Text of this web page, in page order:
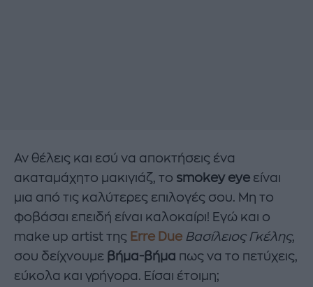
Αν θέλεις και εσύ να αποκτήσεις ένα
ακαταμάχητο μακιγιάζ, το smokey eye είναι
μια από τις καλύτερες επιλογές σου. Μη το
φοβάσαι επειδή είναι καλοκαίρι! Εγώ και ο
make up artist της Erre Due Βασίλειος Γκέλης,
σου δείχνουμε βήμα-βήμα πως να το πετύχεις,
εύκολα και γρήγορα. Είσαι έτοιμη;